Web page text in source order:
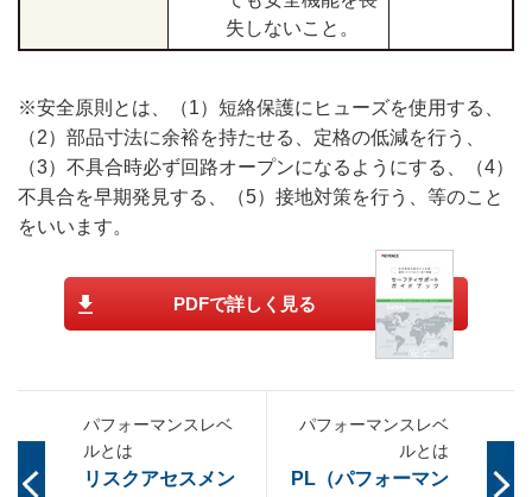
失しないこと。
※安全原則とは、（1）短絡保護にヒューズを使用する、
（2）部品寸法に余裕を持たせる、定格の低減を行う、
（3）不具合時必ず回路オープンになるようにする、（4）
不具合を早期発見する、（5）接地対策を行う、等のこと
をいいます。
PDFで詳しく見る
パフォーマンスレベ
ルとは
リスクアセスメン
パフォーマンスレベ
ルとは
PL（パフォーマン